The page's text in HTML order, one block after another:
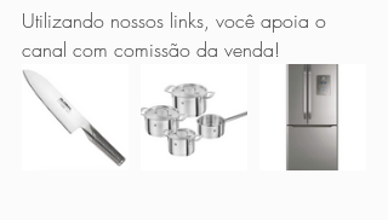
Utilizando nossos links, você apoia o
canal com comissão da venda!